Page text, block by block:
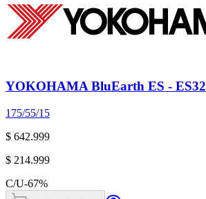
YOKOHAMA BluEarth ES - ES32
175/55/15
$ 642.999
$ 214.999
C/U-67%